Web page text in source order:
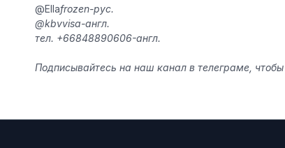
@Ellafrozen-рус.
@kbvvisa-англ.
тел. +66848890606-англ.
Подписывайтесь на наш канал в телеграме,